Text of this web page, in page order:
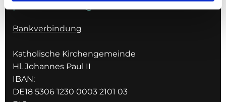
pfarrei.schleid@bistum-fulda.de
Bankverbindung
Katholische Kirchengemeinde
Hl. Johannes Paul II
IBAN:
DE18 5306 1230 0003 2101 03